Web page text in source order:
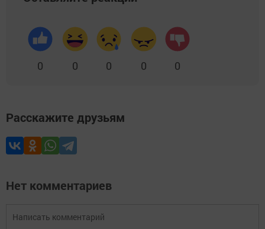
0 0 0 0 0
Расскажите друзьям
Нет комментариев